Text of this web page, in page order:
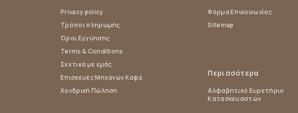
Privacy policy
Τρόποι πληρωμής
Όροι Εγγύησης
Terms & Conditions
Σχετικά με εμάς
Επισκευές Μηχανών Καφέ
Χονδρική Πώληση
Φόρμα Επικοινωνίας
Sitemap
Περισσότερα
Αλφαβητικό Ευρετήριο
Κατασκευαστών